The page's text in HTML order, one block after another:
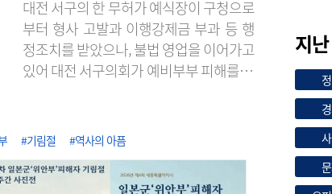
대전 서구의 한 무허가 예식장이 구청으로
부터 형사 고발과 이행강제금 부과 등 행
정조치를 받았으나, 불법 영업을 이어가고
있어 대전 서구의회가 예비부부 피해를 막
앞에서 적법한 영업 신고를 하지 않은 채
한 소비자 피해 방지와 유사 사례를 막기
#기림절 #역사의 아픔
지